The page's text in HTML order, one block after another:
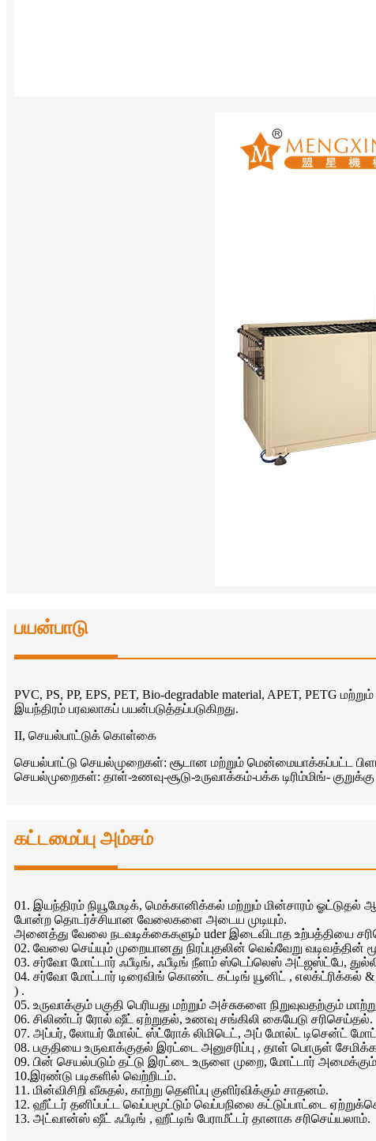
பயன்பாடு
PVC, PS, PP, EPS, PET, Bio-degradable material, APET, PETG
இயந்திரம் பரவலாகப் பயன்படுத்தப்படுகிறது.
II, செயல்பாட்டுக் கொள்கை
செயல்பாட்டு செயல்முறைகள்: சூடான மற்றும் மென்மையாக்கப்பட்ட
செயல்முறைகள்: தாள்-உணவு-சூடு-உருவாக்கம்-பக்க டிரிம்மிங்-
கட்டமைப்பு அம்சம்
01. இயந்திரம் நியூமேடிக், மெக்கானிக்கல் மற்றும் மின்சாரம்
போன்ற தொடர்ச்சியான வேலைகளை அடைய முடியும்.
அனைத்து வேலை நடவடிக்கைகளும் uder இடைவிடாத உற்பத்தியை
02. வேலை செய்யும் முறையானது நிரப்புதலின் வெவ்வேறு வடிவத்தின்
03. சர்வோ மோட்டார் ஃபீடிங், ஃபீடிங் நீளம் ஸ்டெப்லெஸ் அட்ஜஸ்ட்பே,
04. சர்வோ மோட்டார் டிரைவிங் கொண்ட கட்டிங் யூனிட் , எலக்ட்ரிக்கல்
) .
05. உருவாக்கும் பகுதி பெரியது மற்றும் அச்சுகளை நிறுவுவதற்கும்
06. சிலிண்டர் ரோல் ஷீட் ஏற்றுதல், உணவு சங்கிலி கையேடு சரிசெய்தல்.
07. அப்பர், லோயர் மோல்ட் ஸ்ட்ரோக் லிமிடெட், அப் மோல்ட் டிசென்ட்
08. பகுதியை உருவாக்குதல் இரட்டை அனுசரிப்பு , தாள் பொருள் சேமிக்க
09. பின் செயல்படும் தட்டு இரட்டை உருளை முறை, மோட்டார்
10.இரண்டு படிகளில் வெற்றிடம்.
11. மின்விசிறி வீசுதல், காற்று தெளிப்பு குளிர்விக்கும் சாதனம்.
12. ஹீட்டர் தனிப்பட்ட வெப்பமூட்டும் வெப்பநிலை கட்டுப்பாட்டை
13. அட்வான்ஸ் ஷீட் ஃபீடிங் , ஹீட்டிங் பேராமீட்டர் தானாக சரிசெய்யலாம்.